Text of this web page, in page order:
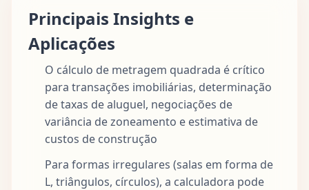
Principais Insights e
Aplicações
O cálculo de metragem quadrada é crítico
para transações imobiliárias, determinação
de taxas de aluguel, negociações de
variância de zoneamento e estimativa de
custos de construção
Para formas irregulares (salas em forma de
L, triângulos, círculos), a calculadora pode